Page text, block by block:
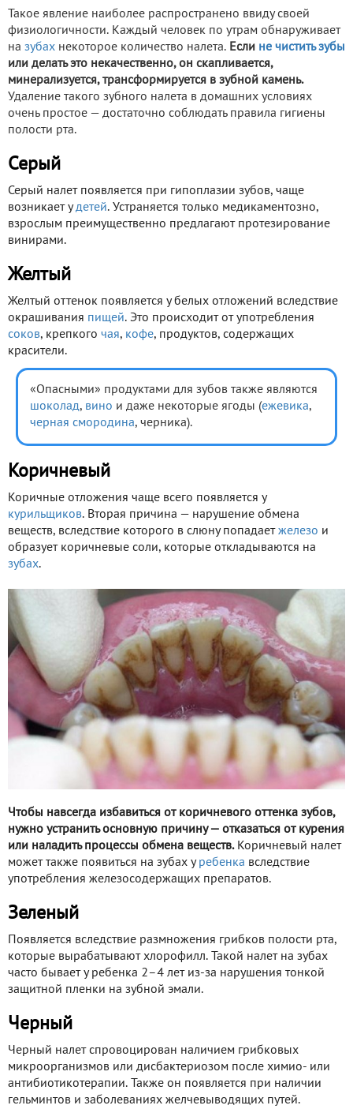
Такое явление наиболее распространено ввиду своей
физиологичности. Каждый человек по утрам обнаруживает
на зубах некоторое количество налета. Если не чистить зубы
или делать это некачественно, он скапливается,
минерализуется, трансформируется в зубной камень.
Удаление такого зубного налета в домашних условиях
очень простое — достаточно соблюдать правила гигиены
полости рта.
Серый
Серый налет появляется при гипоплазии зубов, чаще
возникает у детей. Устраняется только медикаментозно,
взрослым преимущественно предлагают протезирование
винирами.
Желтый
Желтый оттенок появляется у белых отложений вследствие
окрашивания пищей. Это происходит от употребления
соков, крепкого чая, кофе, продуктов, содержащих
красители.
«Опасными» продуктами для зубов также являются
шоколад, вино и даже некоторые ягоды (ежевика,
черная смородина, черника).
Коричневый
Коричные отложения чаще всего появляется у
курильщиков. Вторая причина — нарушение обмена
веществ, вследствие которого в слюну попадает железо и
образует коричневые соли, которые откладываются на
зубах.
Чтобы навсегда избавиться от коричневого оттенка зубов,
нужно устранить основную причину — отказаться от курения
или наладить процессы обмена веществ.Коричневый налет
может также появиться на зубах у ребенка вследствие
употребления железосодержащих препаратов.
Зеленый
Появляется вследствие размножения грибков полости рта,
которые вырабатывают хлорофилл. Такой налет на зубах
часто бывает у ребенка 2–4 лет из-за нарушения тонкой
защитной пленки на зубной эмали.
Черный
Черный налет спровоцирован наличием грибковых
микроорганизмов или дисбактериозом после химио- или
антибиотикотерапии. Также он появляется при наличии
гельминтов и заболеваниях желчевыводящих путей.